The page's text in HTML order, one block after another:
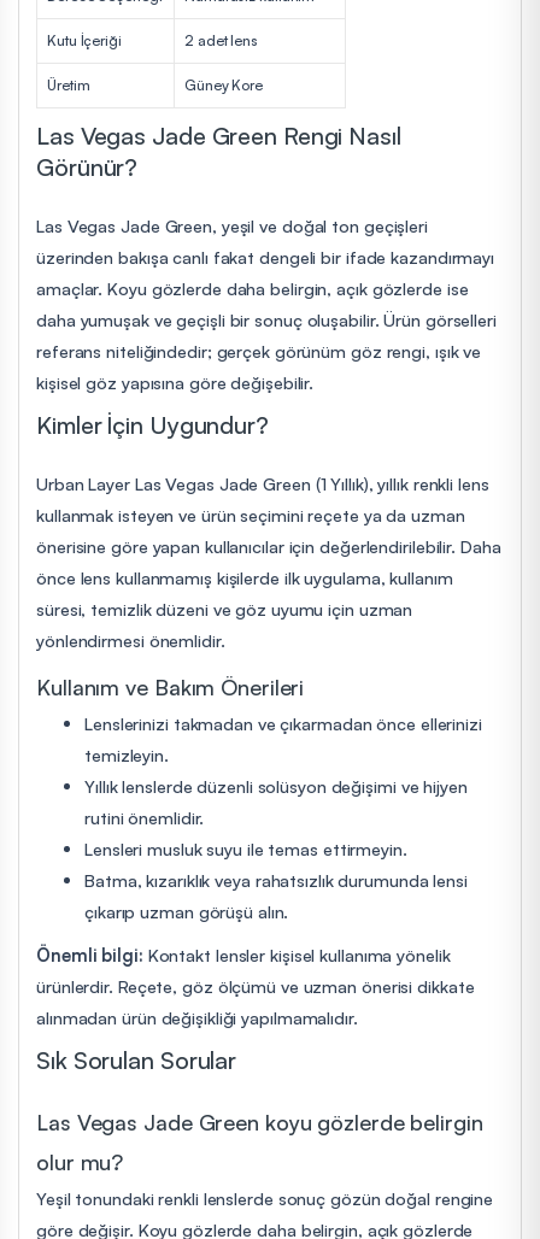
Kutu İçeriği 2 adet lens
Üretim Güney Kore
Las Vegas Jade Green Rengi Nasıl
Görünür?
Las Vegas Jade Green, yeşil ve doğal ton geçişleri
üzerinden bakışa canlı fakat dengeli bir ifade kazandırmayı
amaçlar. Koyu gözlerde daha belirgin, açık gözlerde ise
daha yumuşak ve geçişli bir sonuç oluşabilir. Ürün görselleri
referans niteliğindedir; gerçek görünüm göz rengi, ışık ve
kişisel göz yapısına göre değişebilir.
Kimler İçin Uygundur?
Urban Layer Las Vegas Jade Green (1 Yıllık), yıllık renkli lens
kullanmak isteyen ve ürün seçimini reçete ya da uzman
önerisine göre yapan kullanıcılar için değerlendirilebilir. Daha
önce lens kullanmamış kişilerde ilk uygulama, kullanım
süresi, temizlik düzeni ve göz uyumu için uzman
yönlendirmesi önemlidir.
Kullanım ve Bakım Önerileri
Lenslerinizi takmadan ve çıkarmadan önce ellerinizi
temizleyin.
Yıllık lenslerde düzenli solüsyon değişimi ve hijyen
rutini önemlidir.
Lensleri musluk suyu ile temas ettirmeyin.
Batma, kızarıklık veya rahatsızlık durumunda lensi
çıkarıp uzman görüşü alın.
Önemli bilgi: Kontakt lensler kişisel kullanıma yönelik
ürünlerdir. Reçete, göz ölçümü ve uzman önerisi dikkate
alınmadan ürün değişikliği yapılmamalıdır.
Sık Sorulan Sorular
Las Vegas Jade Green koyu gözlerde belirgin
olur mu?
Yeşil tonundaki renkli lenslerde sonuç gözün doğal rengine
göre değişir. Koyu gözlerde daha belirgin, açık gözlerde